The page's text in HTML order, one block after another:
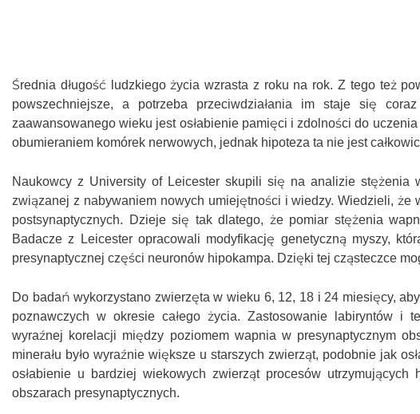
Średnia długość ludzkiego życia wzrasta z roku na rok. Z tego też
powszechniejsze, a potrzeba przeciwdziałania im staje się
zaawansowanego wieku jest osłabienie pamięci i zdolności do
obumieraniem komórek nerwowych, jednak hipoteza ta nie jest
Naukowcy z University of Leicester skupili się na analizie stężenia
związanej z nabywaniem nowych umiejętności i wiedzy. Wiedzieli,
postsynaptycznych. Dzieje się tak dlatego, że pomiar stężenia
Badacze z Leicester opracowali modyfikację genetyczną myszy,
presynaptycznej części neuronów hipokampa. Dzięki tej cząsteczce
Do badań wykorzystano zwierzęta w wieku 6, 12, 18 i 24 miesięcy,
poznawczych w okresie całego życia. Zastosowanie labiryntów i
wyraźnej korelacji między poziomem wapnia w presynaptycznym
minerału było wyraźnie większe u starszych zwierząt, podobnie jak
osłabienie u bardziej wiekowych zwierząt procesów
obszarach presynaptycznych.